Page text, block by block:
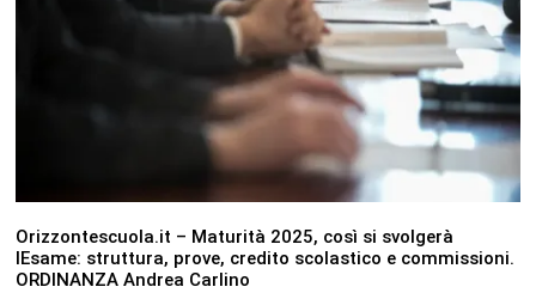
Orizzontescuola.it – Maturità 2025, così si svolgerà
lEsame: struttura, prove, credito scolastico e commissioni.
ORDINANZA Andrea Carlino